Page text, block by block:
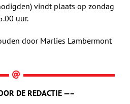
vindt plaats op zondag
uur.
door Marlies Lambermont
DE REDACTIE —–